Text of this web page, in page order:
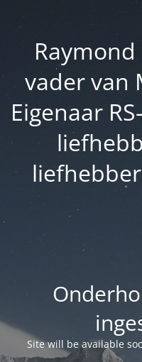
vader van
Eigenaar
Site will be available